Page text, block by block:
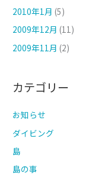
2010年1月 (5)
2009年12月 (11)
2009年11月 (2)
カテゴリー
お知らせ
ダイビング
島
島の事